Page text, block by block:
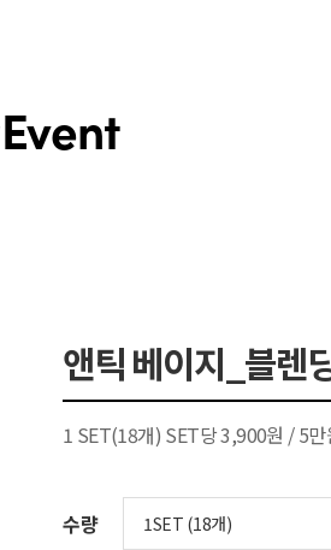
Event
앤틱 베이지_블렌
1 SET(18개) SET당 3,900원 / 5
수량